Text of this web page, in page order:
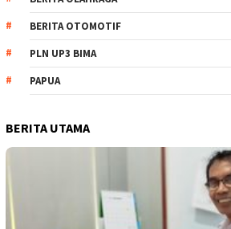
BERITA OTOMOTIF
PLN UP3 BIMA
PAPUA
BERITA UTAMA